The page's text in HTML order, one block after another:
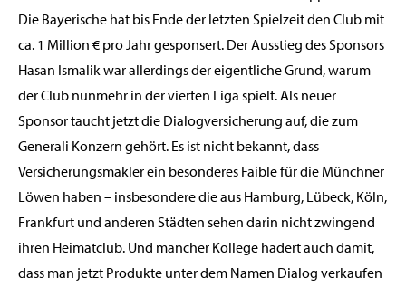
Die Bayerische hat bis Ende der letzten Spielzeit den Club mit
ca. 1 Million € pro Jahr gesponsert. Der Ausstieg des Sponsors
Hasan Ismalik war allerdings der eigentliche Grund, warum
der Club nunmehr in der vierten Liga spielt. Als neuer
Sponsor taucht jetzt die Dialogversicherung auf, die zum
Generali Konzern gehört. Es ist nicht bekannt, dass
Versicherungsmakler ein besonderes Faible für die Münchner
Löwen haben – insbesondere die aus Hamburg, Lübeck, Köln,
Frankfurt und anderen Städten sehen darin nicht zwingend
ihren Heimatclub. Und mancher Kollege hadert auch damit,
dass man jetzt Produkte unter dem Namen Dialog verkaufen